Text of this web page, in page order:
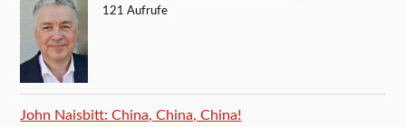
121 Aufrufe
John Naisbitt: China, China, China!